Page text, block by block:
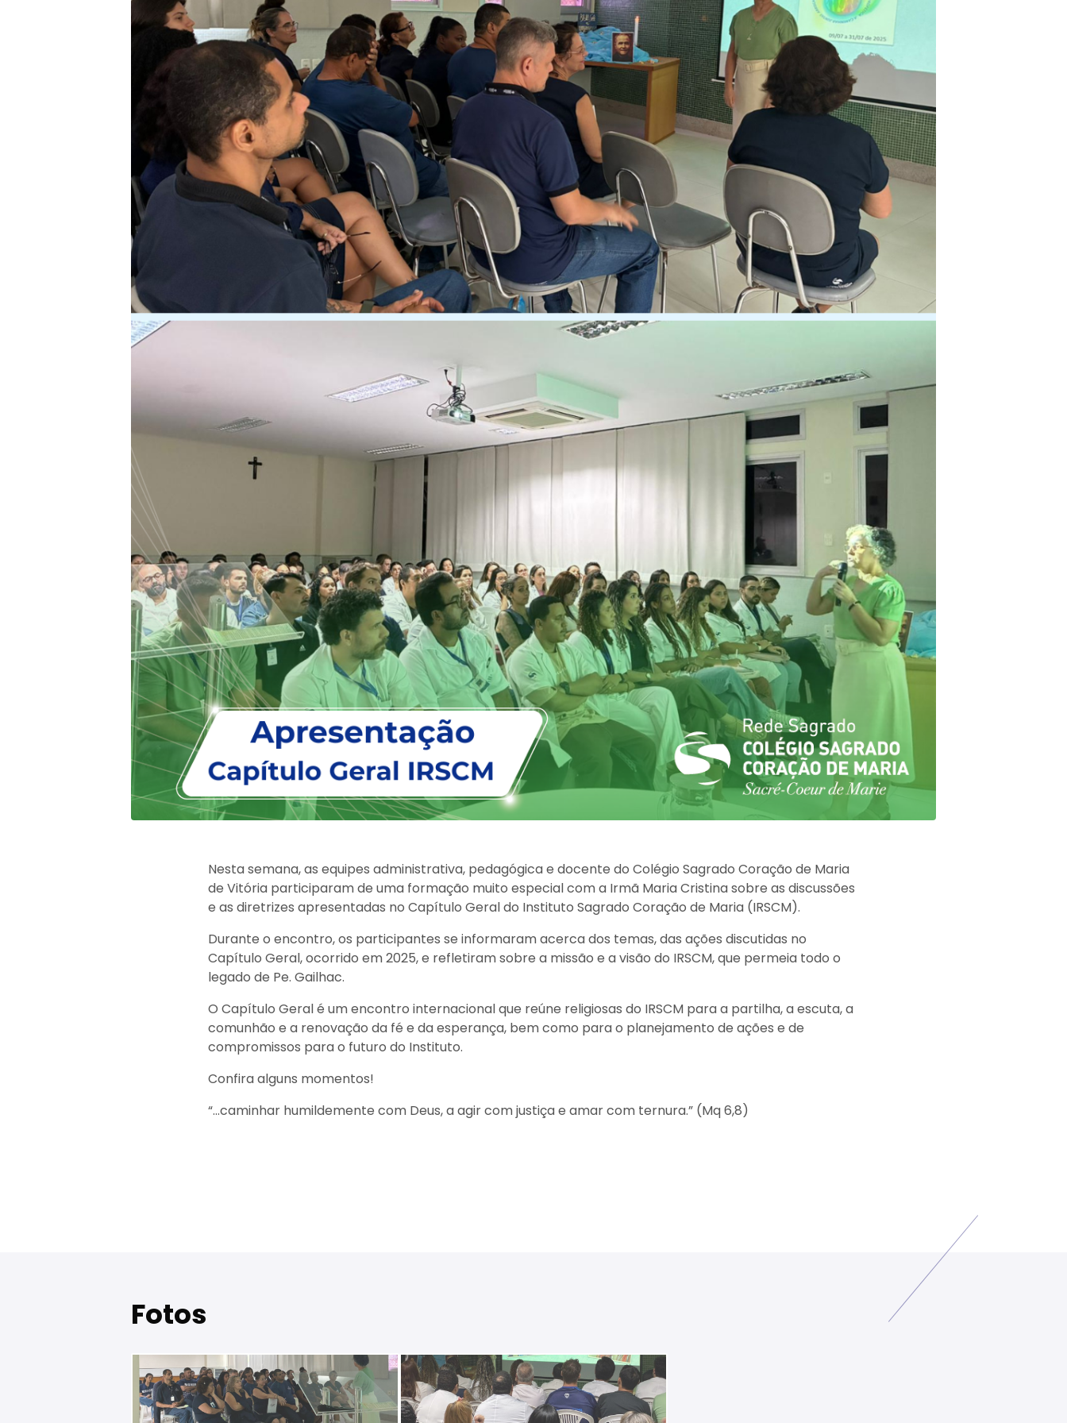
Nesta semana, as equipes administrativa, pedagógica e docente do Colégio Sagrado Coração de Maria
de Vitória participaram de uma formação muito especial com a Irmã Maria Cristina sobre as discussões
e as diretrizes apresentadas no Capítulo Geral do Instituto Sagrado Coração de Maria (IRSCM).
Durante o encontro, os participantes se informaram acerca dos temas, das ações discutidas no
Capítulo Geral, ocorrido em 2025, e refletiram sobre a missão e a visão do IRSCM, que permeia todo o
legado de Pe. Gailhac.
O Capítulo Geral é um encontro internacional que reúne religiosas do IRSCM para a partilha, a escuta, a
comunhão e a renovação da fé e da esperança, bem como para o planejamento de ações e de
compromissos para o futuro do Instituto.
Confira alguns momentos!
“...caminhar humildemente com Deus, a agir com justiça e amar com ternura.” (Mq 6,8)
Fotos